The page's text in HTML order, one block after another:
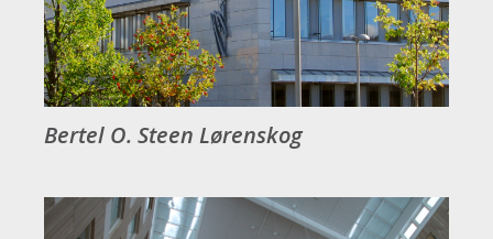
Bertel O. Steen Lørenskog